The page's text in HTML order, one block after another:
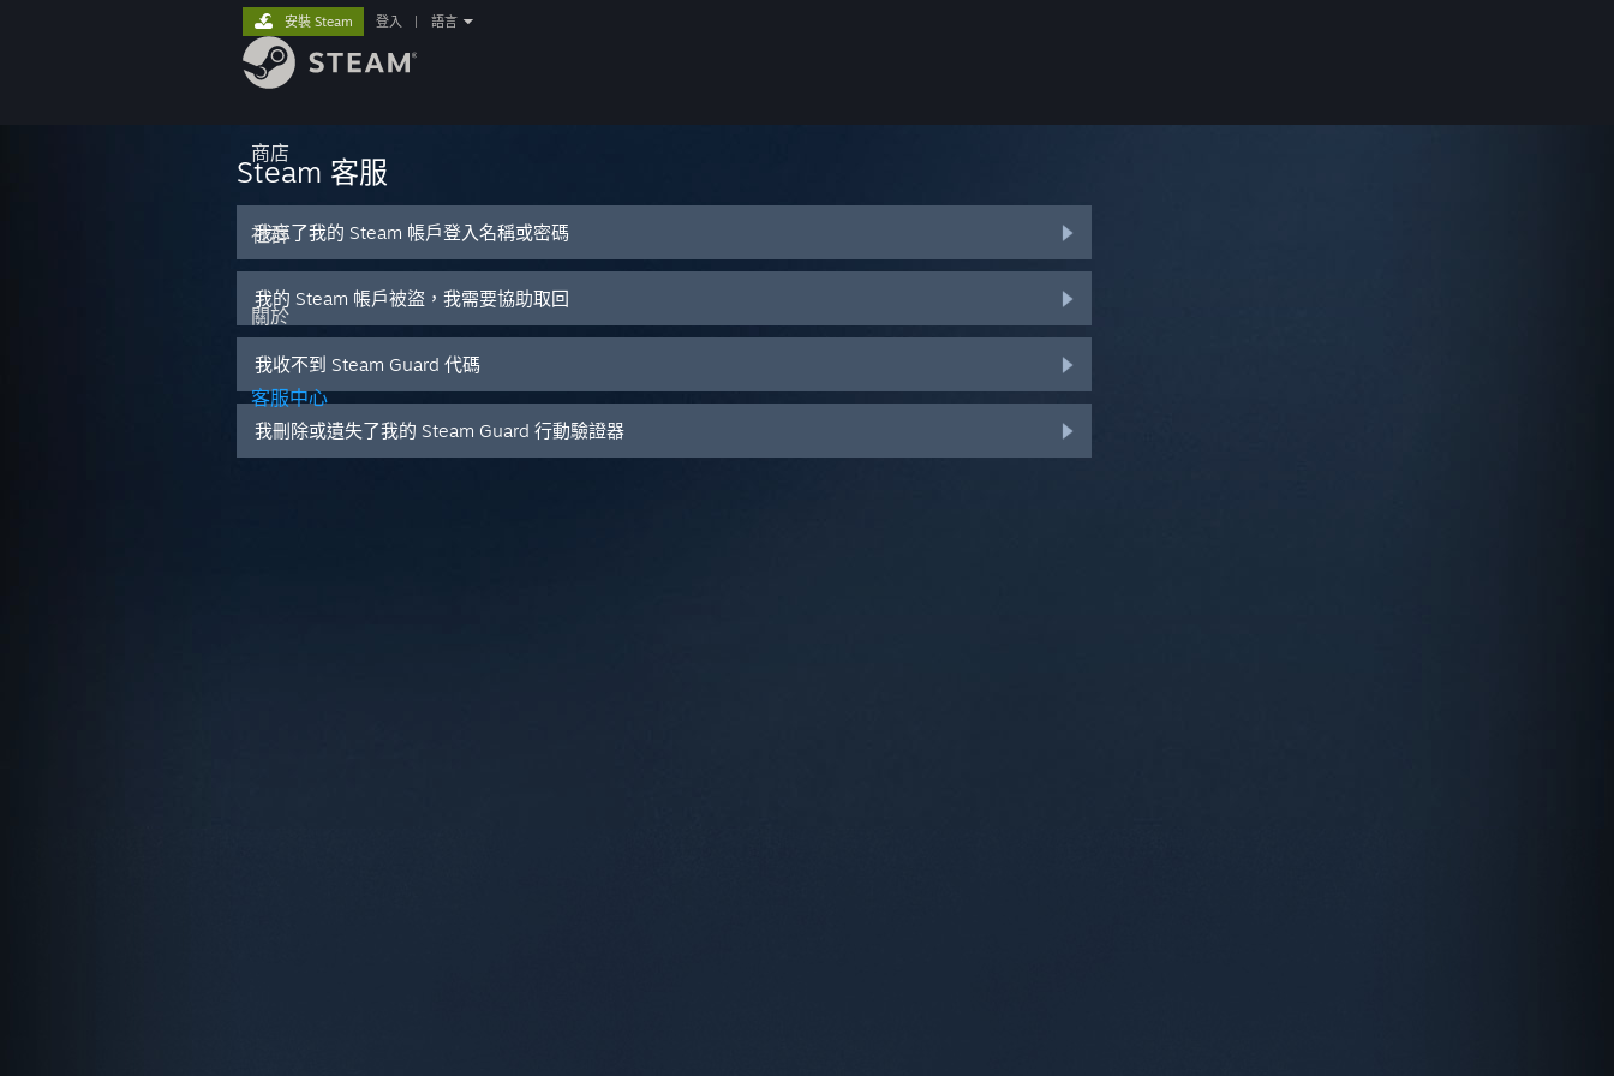
商店
社群
關於
客服中心
安裝 Steam 登入 語言
Steam 客服
我忘了我的 Steam 帳戶登入名稱或密碼
我的 Steam 帳戶被盜，我需要協助取回
我收不到 Steam Guard 代碼
我刪除或遺失了我的 Steam Guard 行動驗證器